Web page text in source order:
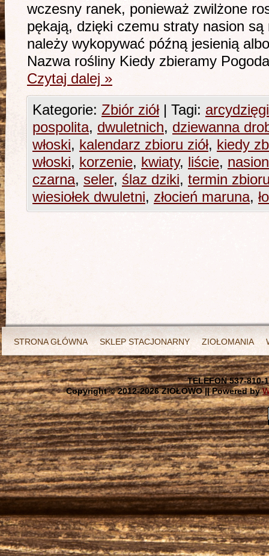
wczesny ranek, ponieważ zwilżone
pękają, dzięki czemu straty nasion
należy wykopywać późną jesienią
Nazwa rośliny Kiedy zbieramy
Czytaj dalej »
Kategorie: Zbiór ziół | Tagi:
pospolita, dwuletnich, dziewanna
włoski, kalendarz zbioru ziół, kiedy
włoski, korzenie, kwiaty, liście,
czarna, seler, ślaz dziki, termin
wiesiołek dwuletni, złocień maruna,
STRONA GŁÓWNA SKLEP STACJONARNY ZIOŁOMANIA
TELEFON 537-810-
Copyright © 2012-2026 ZIOŁOWO || Powered by